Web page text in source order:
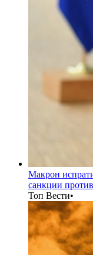
Макрон
санкции
Топ Вести•